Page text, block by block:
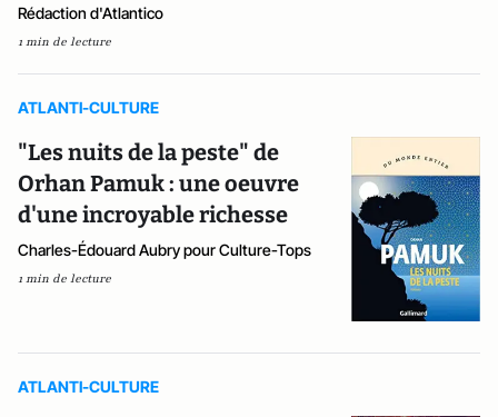
Rédaction d'Atlantico
1 min de lecture
ATLANTI-CULTURE
"Les nuits de la peste" de
Orhan Pamuk : une oeuvre
d'une incroyable richesse
Charles-Édouard Aubry pour Culture-Tops
1 min de lecture
ATLANTI-CULTURE